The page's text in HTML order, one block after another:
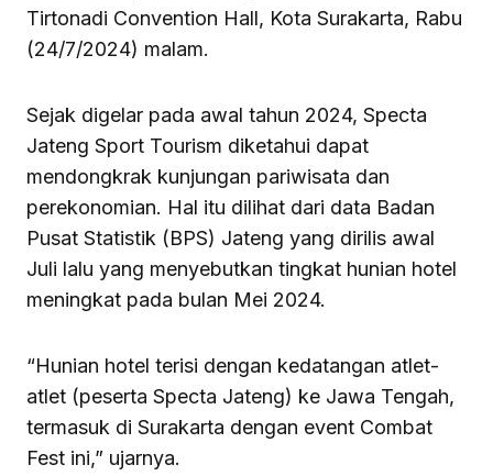
Tirtonadi Convention Hall, Kota Surakarta, Rabu
(24/7/2024) malam.
Sejak digelar pada awal tahun 2024, Specta
Jateng Sport Tourism diketahui dapat
mendongkrak kunjungan pariwisata dan
perekonomian. Hal itu dilihat dari data Badan
Pusat Statistik (BPS) Jateng yang dirilis awal
Juli lalu yang menyebutkan tingkat hunian hotel
meningkat pada bulan Mei 2024.
“Hunian hotel terisi dengan kedatangan atlet-
atlet (peserta Specta Jateng) ke Jawa Tengah,
termasuk di Surakarta dengan event Combat
Fest ini,” ujarnya.